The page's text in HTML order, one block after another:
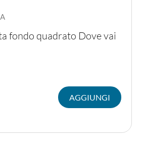
fondo quadrato Dove vai
AGGIUNGI